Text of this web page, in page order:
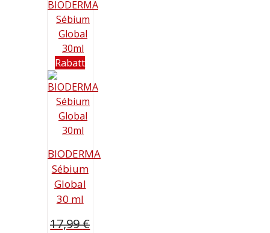
Rabatt
BIODERMA
Sébium
Global
30 ml
17,99€